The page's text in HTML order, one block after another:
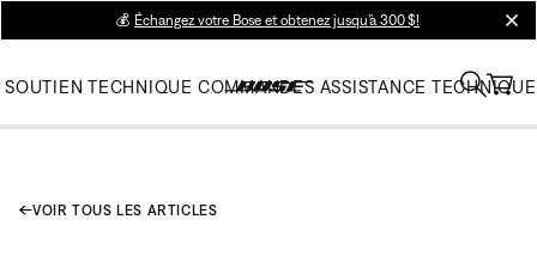
💰 Échangez votre Bose et obtenez jusqu’à 300 $!
SOUTIEN TECHNIQUE COMMANDES ASSISTANCE TECHNIQUE
VOIR TOUS LES ARTICLES